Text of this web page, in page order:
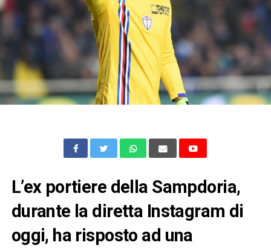
L’ex portiere della Sampdoria,
durante la diretta Instagram di
oggi, ha risposto ad una